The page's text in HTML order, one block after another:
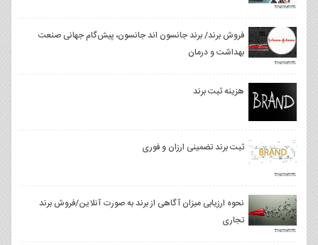
فروش برند/ برند جانسون اند جانسون، پیش‌گام جهانی صنعت
بهداشت و درمان
هزینه ثبت برند
ثبت برند تضمینی ارزان و فوری
نحوه ارزیابی میزان آگاهی از برند به صورت آنلاین/فروش برند
تجاری